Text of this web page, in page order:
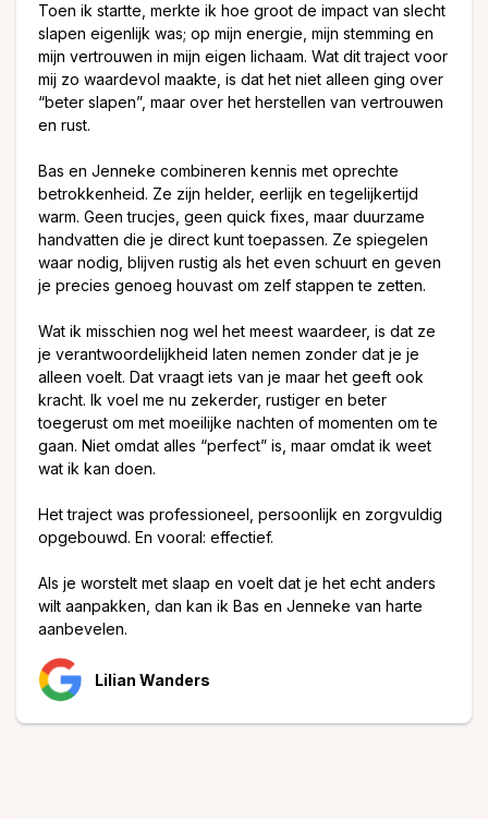
Toen ik startte, merkte ik hoe groot de impact van slecht
slapen eigenlijk was; op mijn energie, mijn stemming en
mijn vertrouwen in mijn eigen lichaam. Wat dit traject voor
mij zo waardevol maakte, is dat het niet alleen ging over
“beter slapen”, maar over het herstellen van vertrouwen
en rust.
Bas en Jenneke combineren kennis met oprechte
betrokkenheid. Ze zijn helder, eerlijk en tegelijkertijd
warm. Geen trucjes, geen quick fixes, maar duurzame
handvatten die je direct kunt toepassen. Ze spiegelen
waar nodig, blijven rustig als het even schuurt en geven
je precies genoeg houvast om zelf stappen te zetten.
Wat ik misschien nog wel het meest waardeer, is dat ze
je verantwoordelijkheid laten nemen zonder dat je je
alleen voelt. Dat vraagt iets van je maar het geeft ook
kracht. Ik voel me nu zekerder, rustiger en beter
toegerust om met moeilijke nachten of momenten om te
gaan. Niet omdat alles “perfect” is, maar omdat ik weet
wat ik kan doen.
Het traject was professioneel, persoonlijk en zorgvuldig
opgebouwd. En vooral: effectief.
Als je worstelt met slaap en voelt dat je het echt anders
wilt aanpakken, dan kan ik Bas en Jenneke van harte
aanbevelen.
Lilian Wanders